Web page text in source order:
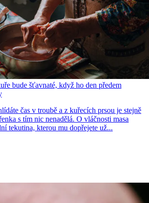
bude šťavnaté, když ho den předem
čas v troubě a z kuřecích prsou je stejně
s tím nic nenadělá. O vláčnosti masa
tekutina, kterou mu dopřejete už...